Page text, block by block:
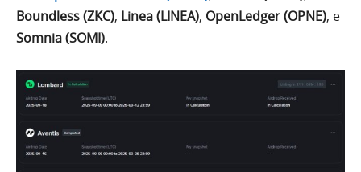
Boundless (ZKC), Linea (LINEA), OpenLedger (OPNE), e
Somnia (SOMI).